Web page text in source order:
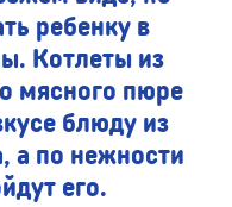
ребенку в
Котлеты из
мясного пюре
блюду из
а по нежности
его.